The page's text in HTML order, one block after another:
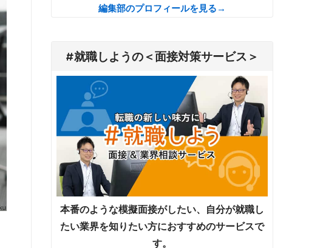
編集部のプロフィールを見る→
#就職しようの＜面接対策サービス＞
本番のような模擬面接がしたい、自分が就職し
たい業界を知りたい方におすすめのサービスで
す。